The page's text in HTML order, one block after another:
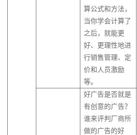
算公式和方法，
当你学会计算了
之后，就能更
好、更理性地进
行销售管理、定
价和人员激励
等。
好广告是否就是
有创意的广告？
谁来评判厂商所
做的广告的好